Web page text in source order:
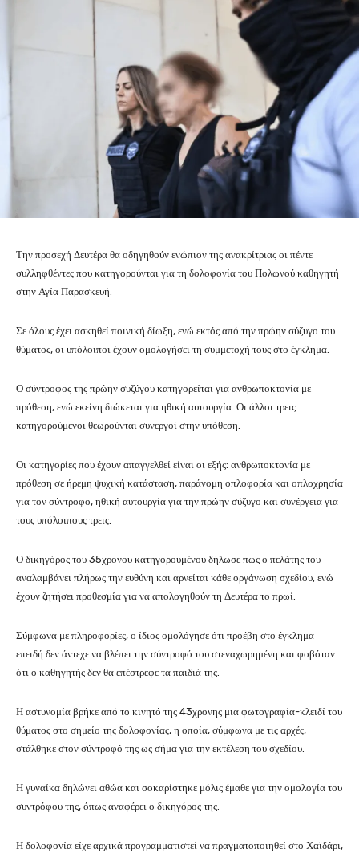
Την προσεχή Δευτέρα θα οδηγηθούν ενώπιον της ανακρίτριας οι πέντε
συλληφθέντες που κατηγορούνται για τη δολοφονία του Πολωνού καθηγητή
στην Αγία Παρασκευή.
Σε όλους έχει ασκηθεί ποινική δίωξη, ενώ εκτός από την πρώην σύζυγο του
θύματος, οι υπόλοιποι έχουν ομολογήσει τη συμμετοχή τους στο έγκλημα.
Ο σύντροφος της πρώην συζύγου κατηγορείται για ανθρωποκτονία με
πρόθεση, ενώ εκείνη διώκεται για ηθική αυτουργία. Οι άλλοι τρεις
κατηγορούμενοι θεωρούνται συνεργοί στην υπόθεση.
Οι κατηγορίες που έχουν απαγγελθεί είναι οι εξής: ανθρωποκτονία με
πρόθεση σε ήρεμη ψυχική κατάσταση, παράνομη οπλοφορία και οπλοχρησία
για τον σύντροφο, ηθική αυτουργία για την πρώην σύζυγο και συνέργεια για
τους υπόλοιπους τρεις.
Ο δικηγόρος του 35χρονου κατηγορουμένου δήλωσε πως ο πελάτης του
αναλαμβάνει πλήρως την ευθύνη και αρνείται κάθε οργάνωση σχεδίου, ενώ
έχουν ζητήσει προθεσμία για να απολογηθούν τη Δευτέρα το πρωί.
Σύμφωνα με πληροφορίες, ο ίδιος ομολόγησε ότι προέβη στο έγκλημα
επειδή δεν άντεχε να βλέπει την σύντροφό του στεναχωρημένη και φοβόταν
ότι ο καθηγητής δεν θα επέστρεφε τα παιδιά της.
Η αστυνομία βρήκε από το κινητό της 43χρονης μια φωτογραφία-κλειδί του
θύματος στο σημείο της δολοφονίας, η οποία, σύμφωνα με τις αρχές,
στάλθηκε στον σύντροφό της ως σήμα για την εκτέλεση του σχεδίου.
Η γυναίκα δηλώνει αθώα και σοκαρίστηκε μόλις έμαθε για την ομολογία του
συντρόφου της, όπως αναφέρει ο δικηγόρος της.
Η δολοφονία είχε αρχικά προγραμματιστεί να πραγματοποιηθεί στο Χαϊδάρι,